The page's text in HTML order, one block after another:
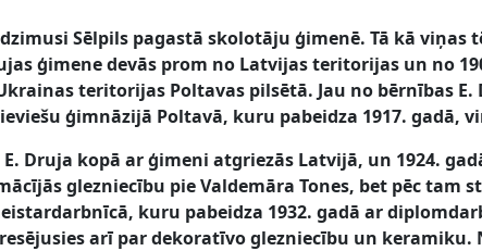
Sēlpils pagastā skolotāju ģimenē. Tā kā viņas
ģimene devās prom no Latvijas teritorijas un no
teritorijas Poltavas pilsētā. Jau no bērnības
ģimnāzijā Poltavā, kuru pabeidza 1917. gadā,
E. Druja kopā ar ģimeni atgriezās Latvijā, un 1924.
glezniecību pie Valdemāra Tones, bet pēc
kuru pabeidza 1932. gadā ar
arī par dekoratīvo glezniecību un keramiku.